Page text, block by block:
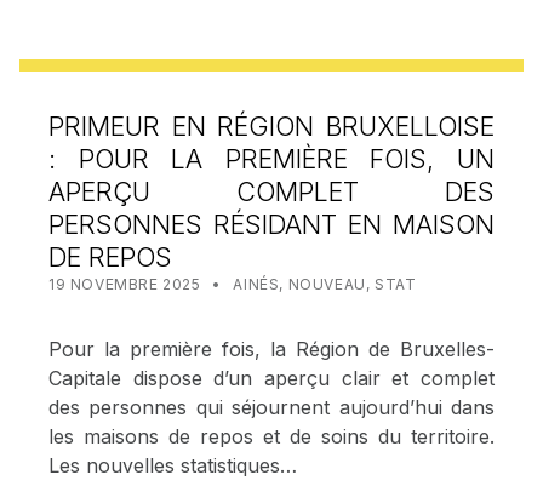
PRIMEUR EN RÉGION BRUXELLOISE
: POUR LA PREMIÈRE FOIS, UN
APERÇU COMPLET DES
PERSONNES RÉSIDANT EN MAISON
DE REPOS
POSTED ON:
19 NOVEMBRE 2025 WRITTEN BY:
STAT IRISCARE
CATEGORIZED IN:
AINÉS, NOUVEAU , STAT
Pour la première fois, la Région de Bruxelles-
Capitale dispose d’un aperçu clair et complet
des personnes qui séjournent aujourd’hui dans
les maisons de repos et de soins du territoire.
Les nouvelles statistiques…